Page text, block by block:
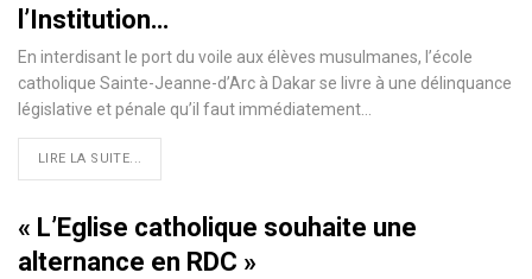
l’Institution…
En interdisant le port du voile aux élèves musulmanes, l’école
catholique Sainte-Jeanne-d’Arc à Dakar se livre à une délinquance
législative et pénale qu’il faut immédiatement…
LIRE LA SUITE...
« L’Eglise catholique souhaite une
alternance en RDC »